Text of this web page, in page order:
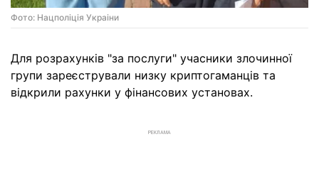
Фото: Нацполiцiя Украiни
Для розрахунків "за послуги" учасники злочинної
групи зареєстрували низку криптогаманців та
відкрили рахунки у фінансових установах.
РЕКЛАМА